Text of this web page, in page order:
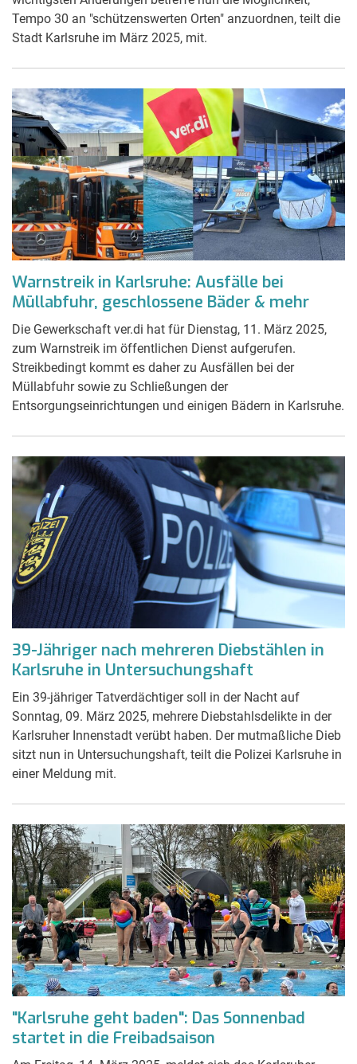
Tempo 30 an "schützenswerten Orten" anzuordnen, teilt die
Stadt Karlsruhe im März 2025, mit.
Warnstreik in Karlsruhe: Ausfälle bei
Müllabfuhr, geschlossene Bäder & mehr
Die Gewerkschaft ver.di hat für Dienstag, 11. März 2025,
zum Warnstreik im öffentlichen Dienst aufgerufen.
Streikbedingt kommt es daher zu Ausfällen bei der
Müllabfuhr sowie zu Schließungen der
Entsorgungseinrichtungen und einigen Bädern in Karlsruhe.
39-Jähriger nach mehreren Diebstählen in
Karlsruhe in Untersuchungshaft
Ein 39-jähriger Tatverdächtiger soll in der Nacht auf
Sonntag, 09. März 2025, mehrere Diebstahlsdelikte in der
Karlsruher Innenstadt verübt haben. Der mutmaßliche Dieb
sitzt nun in Untersuchungshaft, teilt die Polizei Karlsruhe in
einer Meldung mit.
"Karlsruhe geht baden": Das Sonnenbad
startet in die Freibadsaison